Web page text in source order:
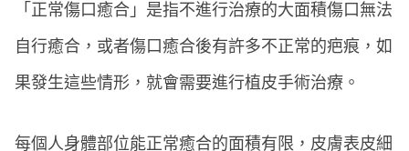
「正常傷口癒合」是指不進行治療的大面積傷口無法
自行癒合，或者傷口癒合後有許多不正常的疤痕，如
果發生這些情形，就會需要進行植皮手術治療。
每個人身體部位能正常癒合的面積有限，皮膚表皮細